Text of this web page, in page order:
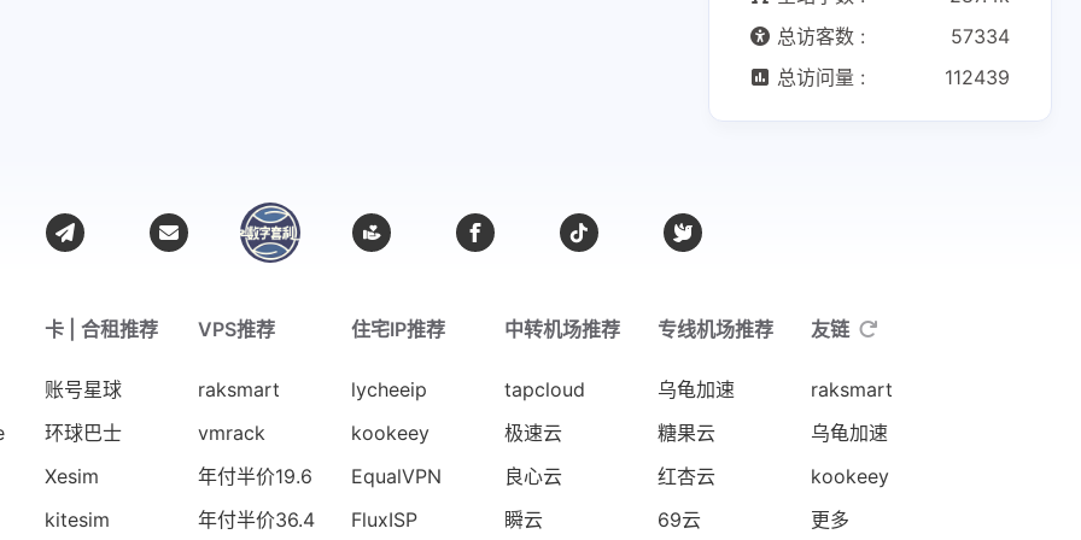
总访客数 :
57334
总访问量 :
112439
卡 | 合租推荐
账号星球
环球巴士
Xesim
kitesim
VPS推荐
raksmart
vmrack
年付半价19.6
年付半价36.4
住宅IP推荐
lycheeip
kookeey
EqualVPN
FluxISP
中转机场推荐
tapcloud
极速云
良心云
瞬云
专线机场推荐
乌龟加速
糖果云
红杏云
69云
友链
raksmart
乌龟加速
kookeey
更多